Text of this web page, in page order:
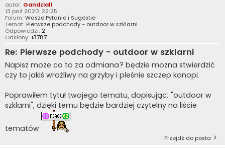
autor: Gandzialf
13 paź 2020, 22:25
Forum: Wasze Pytanie i Sugestie
Temat: Pierwsze podchody - outdoor w szklarni
Odpowiedzi: 2
Odsłony: 13787
Re: Pierwsze podchody - outdoor w szklarni
Napisz może co to za odmiana? będzie można stwierdzić
czy to jakiś wrażliwy na grzyby i pleśnie szczep konopi.
Poprawiłem tytuł twojego tematu, dopisując: "outdoor w
szklarni", dzięki temu będzie bardziej czytelny na liście
tematów
Przejdź do posta